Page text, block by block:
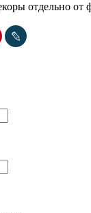
отдельно от